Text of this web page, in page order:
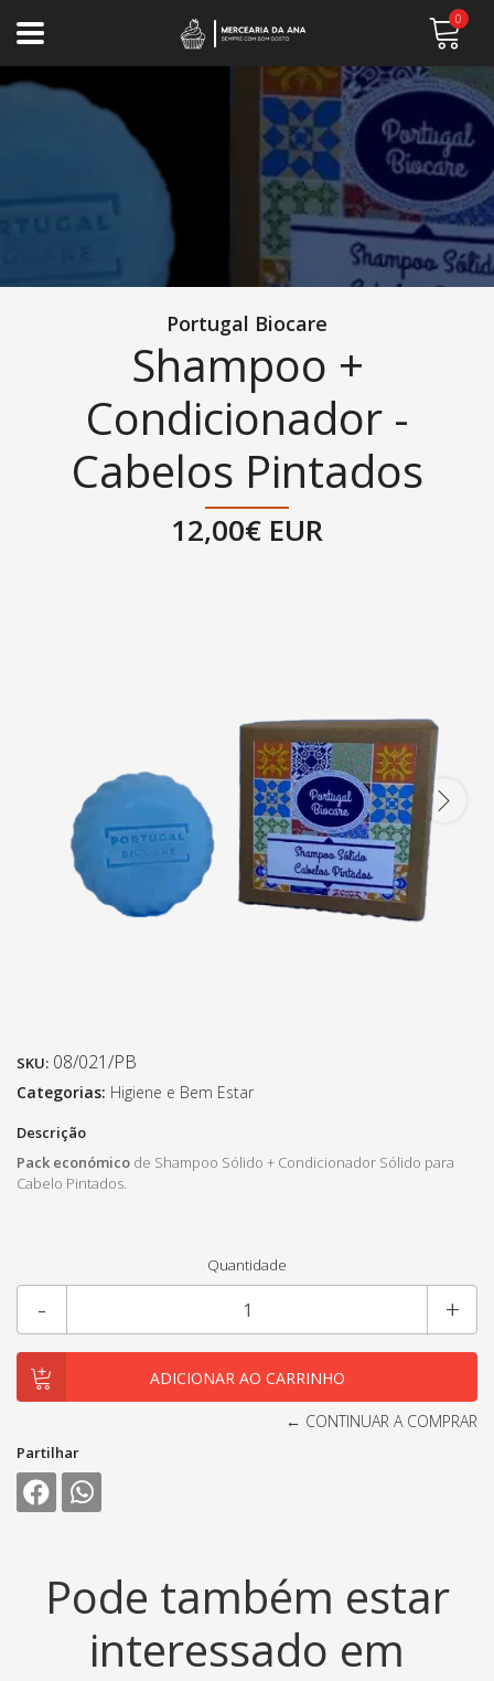
0
Portugal Biocare
Shampoo +
Condicionador -
Cabelos Pintados
12,00€ EUR
SKU: 08/021/PB
Categorias: Higiene e Bem Estar
Descrição
Pack económico de Shampoo Sólido + Condicionador Sólido para
Cabelo Pintados.
Quantidade
+
-
← CONTINUAR A COMPRAR
Partilhar
Pode também estar
interessado em